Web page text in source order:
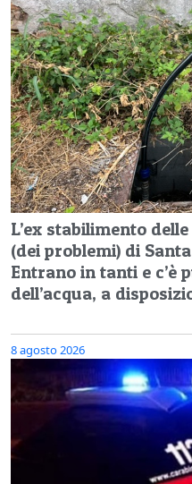
L’ex stabilimento
(dei problemi) di
Entrano in tanti e c’è
dell’acqua, a
8 agosto 2026